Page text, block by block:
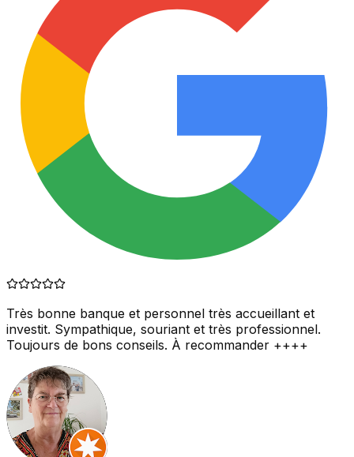
Très bonne banque et personnel très accueillant et
investit. Sympathique, souriant et très professionnel.
Toujours de bons conseils. À recommander ++++